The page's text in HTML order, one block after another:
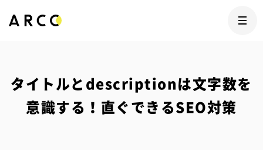
タイトルとdescriptionは文字数を
意識する！直ぐできるSEO対策